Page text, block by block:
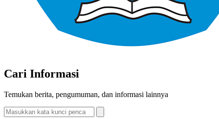
Cari Informasi
Temukan berita, pengumuman, dan informasi lainnya